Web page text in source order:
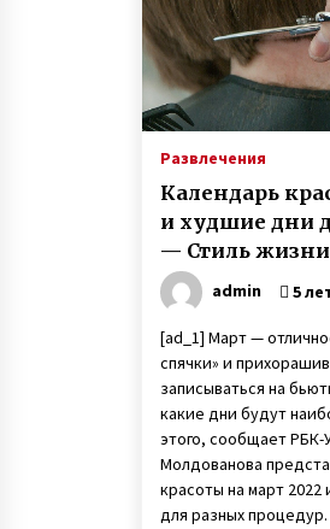
Развлечения
Календарь
и худшие дни
— Стиль жизни
admin 5
[ad_1] Март —
спячки» и
записываться на
какие дни будут
этого, сообщает РБК-
Молдованова
красоты на март
для разных